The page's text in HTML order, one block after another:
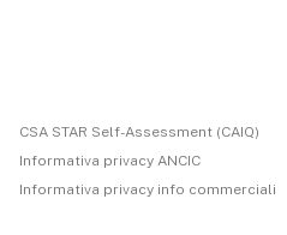
CSA STAR Self-Assessment (CAIQ)
Informativa privacy ANCIC
Informativa privacy info commerciali